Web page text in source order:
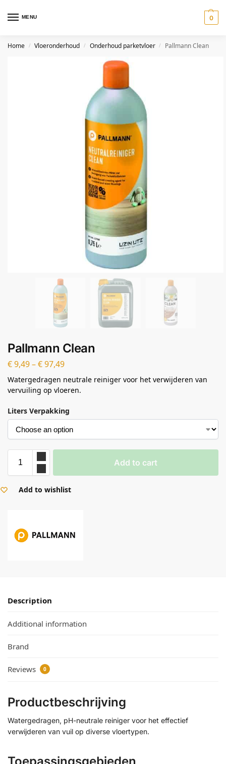
MENU 0
Home / Vloeronderhoud / Onderhoud parketvloer / Pallmann Clean
Pallmann Clean
€9,49–€97,49
Watergedragen neutrale reiniger voor het verwijderen van
vervuiling op vloeren.
Liters Verpakking
Add to cart
Add to wishlist
Description
Additional information
Brand
Reviews 0
Productbeschrijving
Watergedragen, pH-neutrale reiniger voor het effectief
verwijderen van vuil op diverse vloertypen.
Toepassingsgebieden